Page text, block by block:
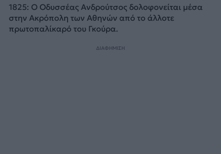
1825: Ο Οδυσσέας Ανδρούτσος δολοφονείται μέσα
στην Ακρόπολη των Αθηνών από το άλλοτε
πρωτοπαλίκαρό του Γκούρα.
ΔΙΑΦΗΜΙΣΗ